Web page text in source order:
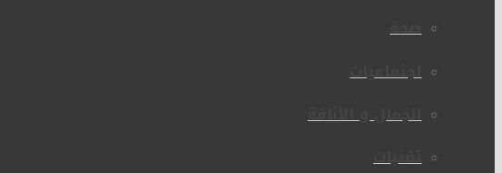
صحة
اجتماعيات
الجمال و الأناقة
تقنيات